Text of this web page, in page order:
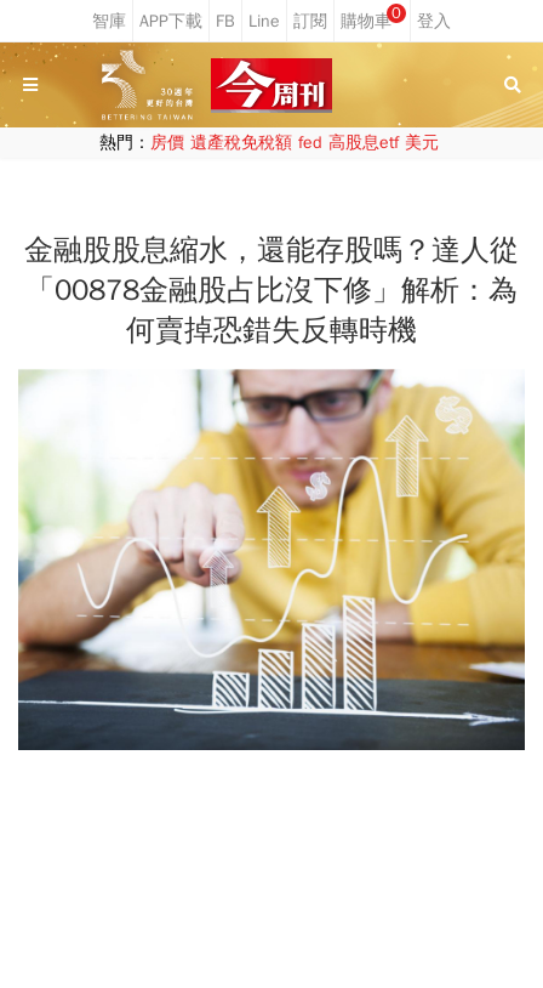
0
熱門： 房價 遺產稅免稅額 fed 高股息etf 美元
金融股股息縮水，還能存股嗎？達人從
「00878金融股占比沒下修」解析：為
何賣掉恐錯失反轉時機